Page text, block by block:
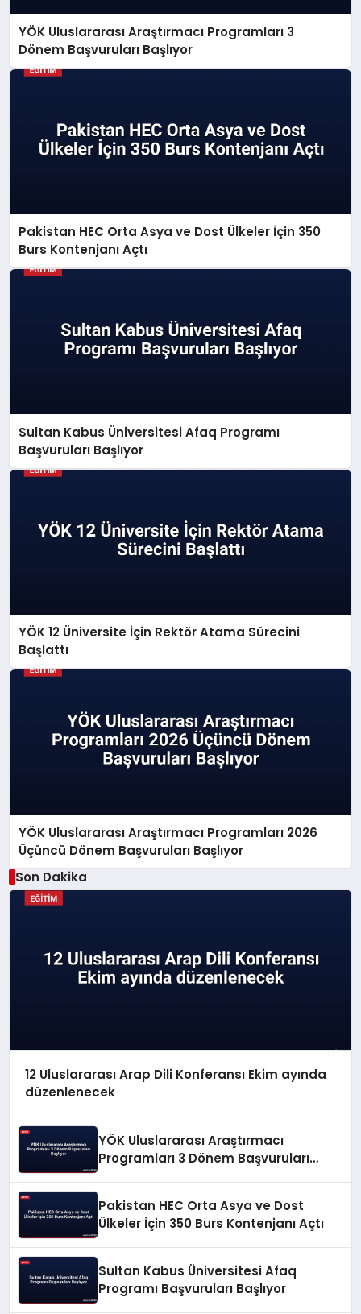
YÖK Uluslararası Araştırmacı Programları 3
Dönem Başvuruları Başlıyor
Pakistan HEC Orta Asya ve Dost Ülkeler İçin 350
Burs Kontenjanı Açtı
Sultan Kabus Üniversitesi Afaq Programı
Başvuruları Başlıyor
YÖK 12 Üniversite İçin Rektör Atama Sürecini
Başlattı
YÖK Uluslararası Araştırmacı Programları 2026
Üçüncü Dönem Başvuruları Başlıyor
Son Dakika
12 Uluslararası Arap Dili Konferansı Ekim ayında
düzenlenecek
YÖK Uluslararası Araştırmacı
Programları 3 Dönem Başvuruları
Pakistan HEC Orta Asya ve Dost
Ülkeler İçin 350 Burs Kontenjanı Açtı
Sultan Kabus Üniversitesi Afaq
Programı Başvuruları Başlıyor